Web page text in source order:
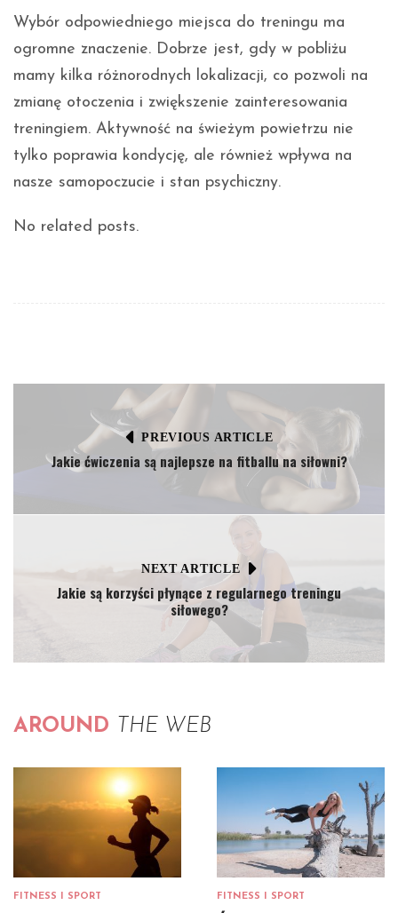
Wybór odpowiedniego miejsca do treningu ma
ogromne znaczenie. Dobrze jest, gdy w pobliżu
mamy kilka różnorodnych lokalizacji, co pozwoli na
zmianę otoczenia i zwiększenie zainteresowania
treningiem. Aktywność na świeżym powietrzu nie
tylko poprawia kondycję, ale również wpływa na
nasze samopoczucie i stan psychiczny.
No related posts.
PREVIOUS ARTICLE
Jakie ćwiczenia są najlepsze na fitballu na siłowni?
NEXT ARTICLE
Jakie są korzyści płynące z regularnego treningu
siłowego?
AROUND THE WEB
FITNESS I SPORT FITNESS I SPORT